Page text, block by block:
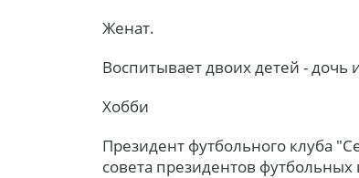
Женат.
Воспитывает двоих детей - дочь
Хобби
Президент футбольного клуба
совета президентов футбольных